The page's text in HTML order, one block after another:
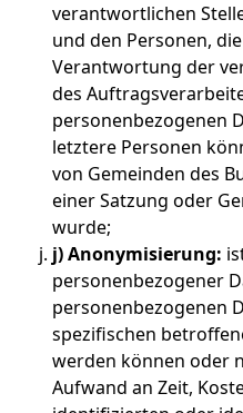
verantwortlichen
und den Personen,
Verantwortung der
des
personenbezogenen
letztere Personen
von Gemeinden des
einer Satzung oder
wurde;
j) Anonymisierung:
personenbezogener
personenbezogenen
spezifischen
werden können oder
Aufwand an Zeit,